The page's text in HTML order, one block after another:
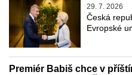
29. 7. 2026
Česká
Evropské
Premiér Babiš chce v